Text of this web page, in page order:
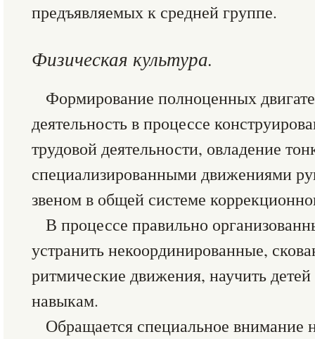
предъявляемых к средней группе.
Физическая культура.
Формирование полноценных
деятельность в процессе
трудовой деятельности, овладение
специализированными движениями
звеном в общей системе
В процессе правильно
устранить некоординированные,
ритмические движения, научить
навыкам.
Обращается специальное внимание